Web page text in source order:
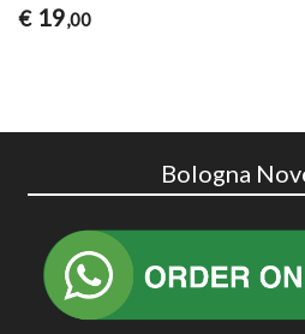
€ 19,00
Bologna